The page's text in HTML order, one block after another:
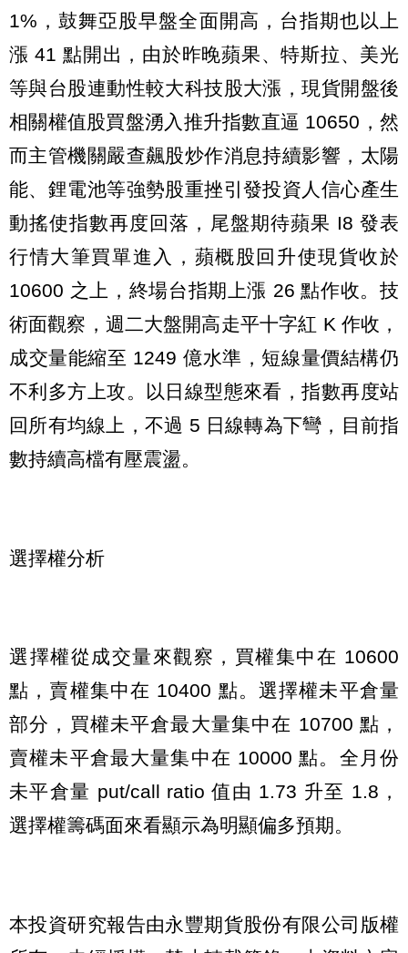
1%，鼓舞亞股早盤全面開高，台指期也以上
漲 41 點開出，由於昨晚蘋果、特斯拉、美光
等與台股連動性較大科技股大漲，現貨開盤後
相關權值股買盤湧入推升指數直逼 10650，然
而主管機關嚴查飆股炒作消息持續影響，太陽
能、鋰電池等強勢股重挫引發投資人信心產生
動搖使指數再度回落，尾盤期待蘋果 I8 發表
行情大筆買單進入，蘋概股回升使現貨收於
10600 之上，終場台指期上漲 26 點作收。技
術面觀察，週二大盤開高走平十字紅 K 作收，
成交量能縮至 1249 億水準，短線量價結構仍
不利多方上攻。以日線型態來看，指數再度站
回所有均線上，不過 5 日線轉為下彎，目前指
數持續高檔有壓震盪。
選擇權分析
選擇權從成交量來觀察，買權集中在 10600
點，賣權集中在 10400 點。選擇權未平倉量
部分，買權未平倉最大量集中在 10700 點，
賣權未平倉最大量集中在 10000 點。全月份
未平倉量 put/call ratio 值由 1.73 升至 1.8，
選擇權籌碼面來看顯示為明顯偏多預期。
本投資研究報告由永豐期貨股份有限公司版權